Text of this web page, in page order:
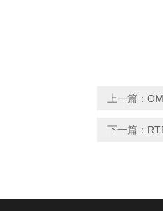
上一篇：
下一篇：